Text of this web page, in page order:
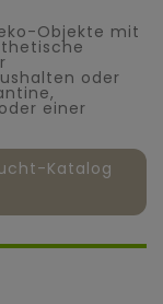
Objekte mit
oder
einer
Katalog